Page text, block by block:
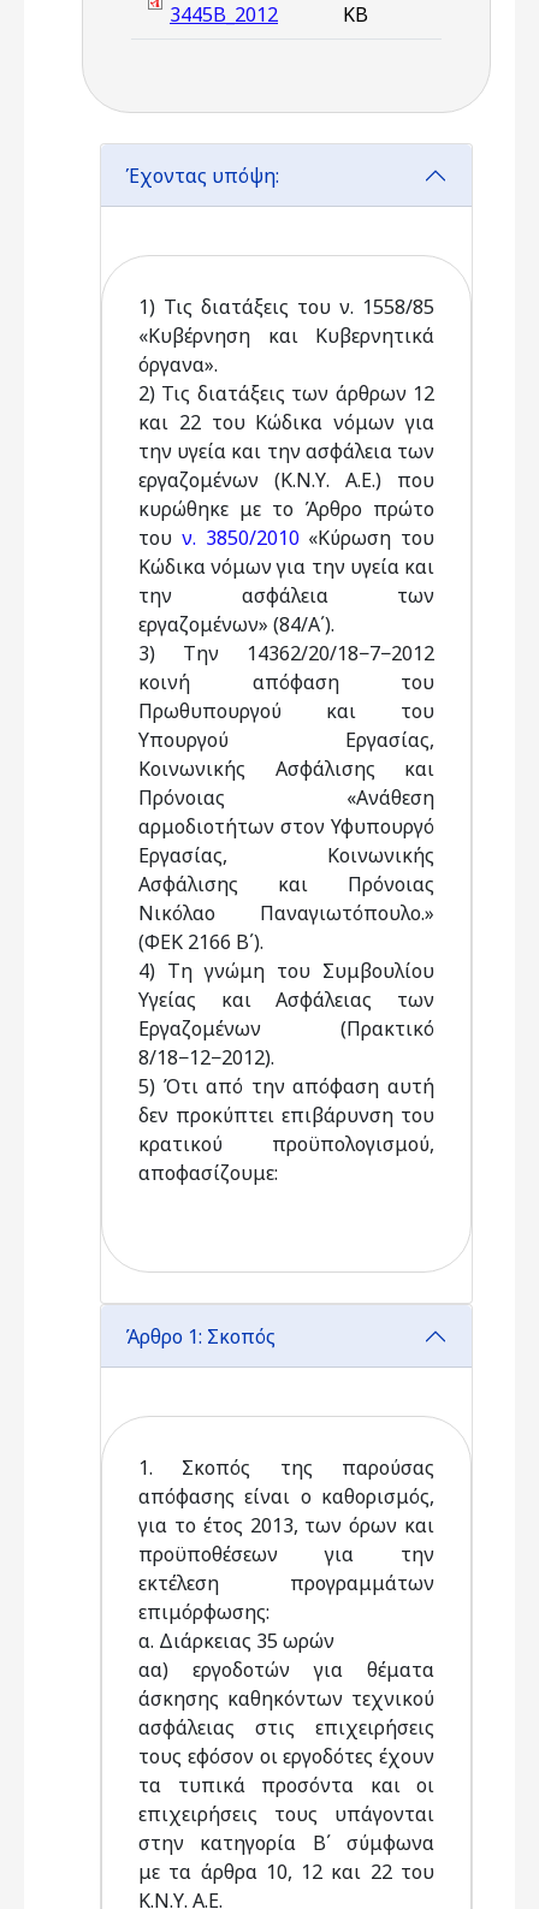
3445Β_2012
KB
Έχοντας υπόψη:
1) Τις διατάξεις του ν. 1558/85
«Κυβέρνηση και Κυβερνητικά
όργανα».
2) Τις διατάξεις των άρθρων 12
και 22 του Κώδικα νόμων για
την υγεία και την ασφάλεια των
εργαζομένων (Κ.Ν.Υ. Α.Ε.) που
κυρώθηκε με το Άρθρο πρώτο
του ν. 3850/2010«Κύρωση του
Κώδικα νόμων για την υγεία και
την ασφάλεια των
εργαζομένων» (84/Α΄).
3) Την 14362/20/18−7−2012
κοινή απόφαση του
Πρωθυπουργού και του
Υπουργού Εργασίας,
Κοινωνικής Ασφάλισης και
Πρόνοιας «Ανάθεση
αρμοδιοτήτων στον Υφυπουργό
Εργασίας, Κοινωνικής
Ασφάλισης και Πρόνοιας
Νικόλαο Παναγιωτόπουλο.»
(ΦΕΚ 2166 Β΄).
4) Τη γνώμη του Συμβουλίου
Υγείας και Ασφάλειας των
Εργαζομένων (Πρακτικό
8/18−12−2012).
5) Ότι από την απόφαση αυτή
δεν προκύπτει επιβάρυνση του
κρατικού προϋπολογισμού,
αποφασίζουμε:
Άρθρο 1: Σκοπός
1. Σκοπός της παρούσας
απόφασης είναι ο καθορισμός,
για το έτος 2013, των όρων και
προϋποθέσεων για την
εκτέλεση προγραμμάτων
επιμόρφωσης:
α. Διάρκειας 35 ωρών
αα) εργοδοτών για θέματα
άσκησης καθηκόντων τεχνικού
ασφάλειας στις επιχειρήσεις
τους εφόσον οι εργοδότες έχουν
τα τυπικά προσόντα και οι
επιχειρήσεις τους υπάγονται
στην κατηγορία Β΄ σύμφωνα
με τα άρθρα 10, 12 και 22 του
Κ.Ν.Υ. Α.Ε.